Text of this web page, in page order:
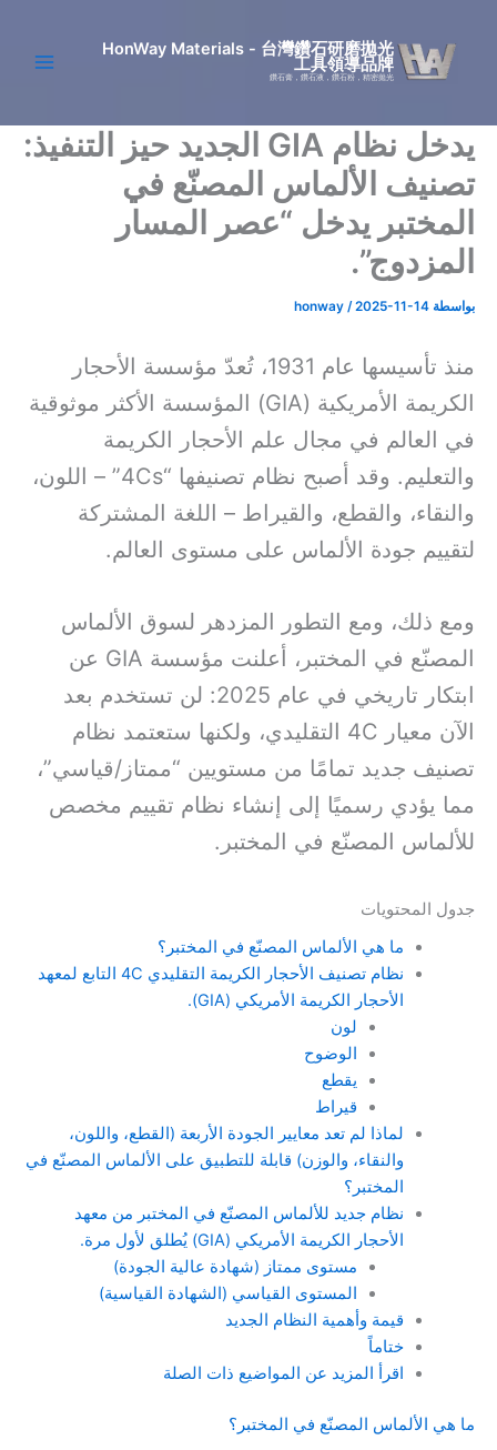
المحتوى
HonWay Materials - 台灣鑽石研磨拋光
工具領導品牌
鑽石膏，鑽石液，鑽石粉，精密拋光
يدخل نظام GIA الجديد حيز التنفيذ:
تصنيف الألماس المصنّع في
المختبر يدخل “عصر المسار
المزدوج”.
بواسطة honway /2025-11-14
منذ تأسيسها عام 1931، تُعدّ مؤسسة الأحجار
الكريمة الأمريكية (GIA) المؤسسة الأكثر موثوقية
في العالم في مجال علم الأحجار الكريمة
والتعليم. وقد أصبح نظام تصنيفها “4Cs” – اللون،
والنقاء، والقطع، والقيراط – اللغة المشتركة
لتقييم جودة الألماس على مستوى العالم.
ومع ذلك، ومع التطور المزدهر لسوق الألماس
المصنّع في المختبر، أعلنت مؤسسة GIA عن
ابتكار تاريخي في عام 2025: لن تستخدم بعد
الآن معيار 4C التقليدي، ولكنها ستعتمد نظام
تصنيف جديد تمامًا من مستويين “ممتاز/قياسي”،
مما يؤدي رسميًا إلى إنشاء نظام تقييم مخصص
للألماس المصنّع في المختبر.
جدول المحتويات
ما هي الألماس المصنّع في المختبر؟
نظام تصنيف الأحجار الكريمة التقليدي 4C التابع لمعهد
الأحجار الكريمة الأمريكي (GIA).
لون
الوضوح
يقطع
قيراط
لماذا لم تعد معايير الجودة الأربعة (القطع، واللون،
والنقاء، والوزن) قابلة للتطبيق على الألماس المصنّع في
المختبر؟
نظام جديد للألماس المصنّع في المختبر من معهد
الأحجار الكريمة الأمريكي (GIA) يُطلق لأول مرة.
مستوى ممتاز (شهادة عالية الجودة)
المستوى القياسي (الشهادة القياسية)
قيمة وأهمية النظام الجديد
ختاماً
اقرأ المزيد عن المواضيع ذات الصلة
ما هي الألماس المصنّع في المختبر؟